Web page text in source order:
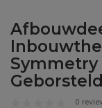
Symmetry
0